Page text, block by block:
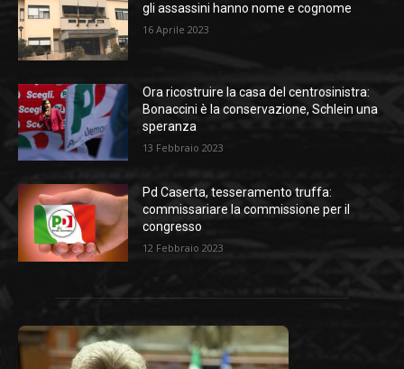
gli assassini hanno nome e cognome
16 Aprile 2023
Ora ricostruire la casa del centrosinistra:
Bonaccini è la conservazione, Schlein una
speranza
13 Febbraio 2023
Pd Caserta, tesseramento truffa:
commissariare la commissione per il
congresso
12 Febbraio 2023